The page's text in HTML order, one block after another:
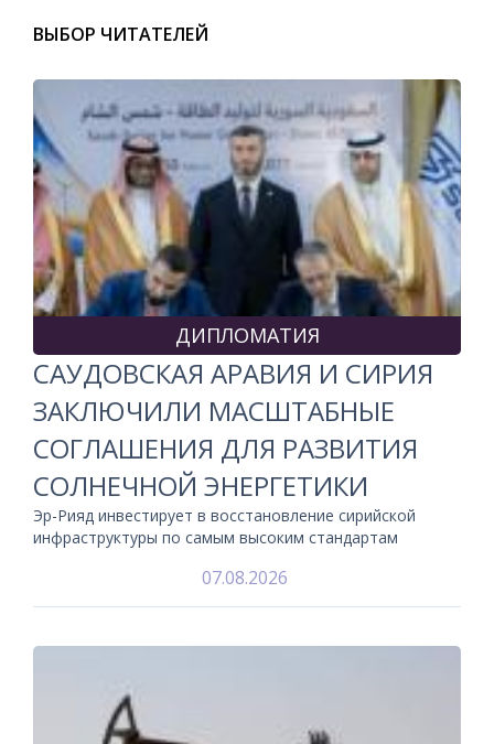
ВЫБОР ЧИТАТЕЛЕЙ
ДИПЛОМАТИЯ
САУДОВСКАЯ АРАВИЯ И СИРИЯ
ЗАКЛЮЧИЛИ МАСШТАБНЫЕ
СОГЛАШЕНИЯ ДЛЯ РАЗВИТИЯ
СОЛНЕЧНОЙ ЭНЕРГЕТИКИ
Эр-Рияд инвестирует в восстановление сирийской
инфраструктуры по самым высоким стандартам
07.08.2026